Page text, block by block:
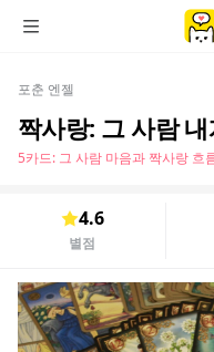
포춘 엔젤
짝사랑: 그 사람
5카드: 그 사람 마음과 짝사랑 흐
4.6
별점